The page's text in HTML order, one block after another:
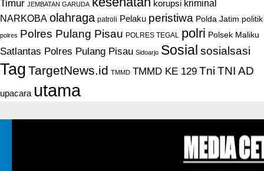
Timur JEMBATAN GARUDA korupsi kriminal
NARKOBA olahraga patroli Pelaku peristiwa Polda Jatim politik
polres Polres Pulang Pisau POLRES TEGAL polri Polsek Maliku
Satlantas Polres Pulang Pisau Sidoarjo Sosial sosialsasi
Tag TargetNews.id TMMD TMMD KE 129 Tni TNI AD
upacara utama